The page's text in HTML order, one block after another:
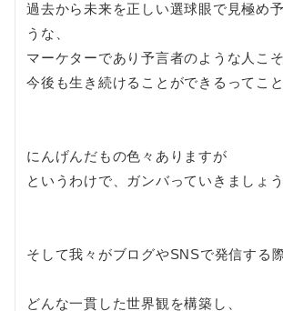
過去から未来を正しい選球眼で見極め
うな、
マーケターであり予言者のような人こ
今後も生き続けることができるってこと
にんげんだもの色々ありますが
というわけで、ガンバっていきましょう
そして我々がブログやSNSで発信する際
どんな一貫した世界観を構築し、